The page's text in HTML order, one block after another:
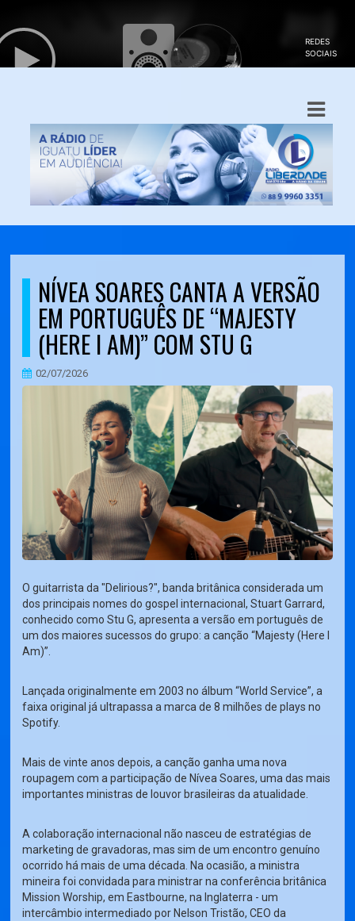
NÍVEA SOARES CANTA A VERSÃO
EM PORTUGUÊS DE “MAJESTY
(HERE I AM)” COM STU G
02/07/2026
O guitarrista da "Delirious?", banda britânica considerada um
dos principais nomes do gospel internacional, Stuart Garrard,
conhecido como Stu G, apresenta a versão em português de
um dos maiores sucessos do grupo: a canção “Majesty (Here I
Am)”.
Lançada originalmente em 2003 no álbum “World Service”, a
faixa original já ultrapassa a marca de 8 milhões de plays no
Spotify.
Mais de vinte anos depois, a canção ganha uma nova
roupagem com a participação de Nívea Soares, uma das mais
importantes ministras de louvor brasileiras da atualidade.
A colaboração internacional não nasceu de estratégias de
marketing de gravadoras, mas sim de um encontro genuíno
ocorrido há mais de uma década. Na ocasião, a ministra
mineira foi convidada para ministrar na conferência britânica
Mission Worship, em Eastbourne, na Inglaterra - um
intercâmbio intermediado por Nelson Tristão, CEO da